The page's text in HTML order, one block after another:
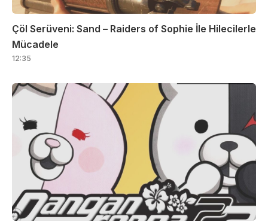
Çöl Serüveni: Sand – Raiders of Sophie İle Hilecilerle
Mücadele
12:35